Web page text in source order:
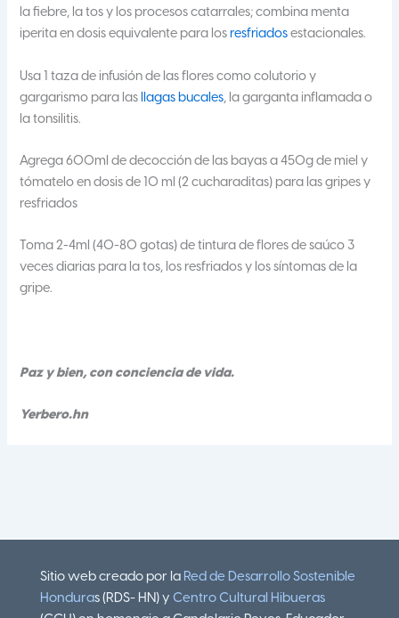
la fiebre, la tos y los procesos catarrales; combina menta
iperita en dosis equivalente para losresfriadosestacionales.
Usa 1 taza de infusión de las flores como colutorio y
gargarismo para las llagas bucales, la garganta inflamada o
la tonsilitis.
Agrega 600ml de decocción de las bayas a 450g de miel y
tómatelo en dosis de 10 ml (2 cucharaditas) para las gripes y
resfriados
Toma 2-4ml (40-80 gotas) de tintura de flores de saúco 3
veces diarias para la tos, los resfriados y los síntomas de la
gripe.
Paz y bien, con conciencia de vida.
Yerbero.hn
Sitio web creado por la Red de Desarrollo Sostenible
Honduras (RDS- HN) y Centro Cultural Hibueras